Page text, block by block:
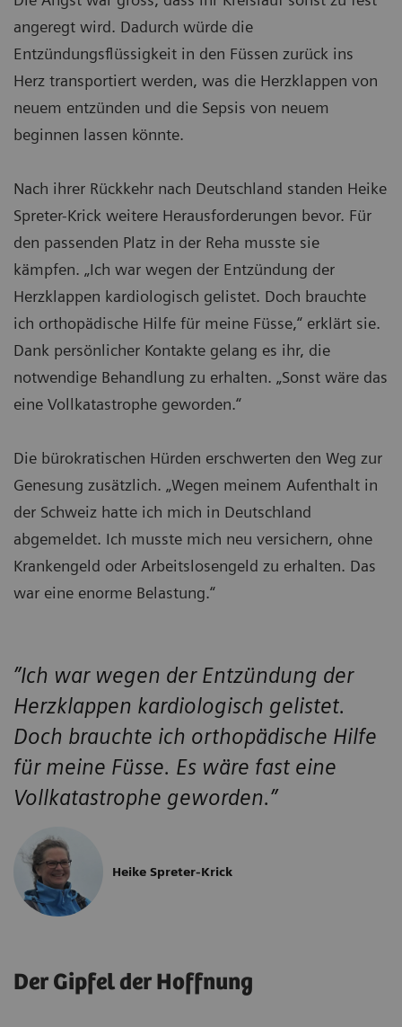
angeregt wird. Dadurch würde die
Entzündungsflüssigkeit in den Füssen zurück ins
Herz transportiert werden, was die Herzklappen von
neuem entzünden und die Sepsis von neuem
beginnen lassen könnte.
Nach ihrer Rückkehr nach Deutschland standen Heike
Spreter-Krick weitere Herausforderungen bevor. Für
den passenden Platz in der Reha musste sie
kämpfen. „Ich war wegen der Entzündung der
Herzklappen kardiologisch gelistet. Doch brauchte
ich orthopädische Hilfe für meine Füsse,“ erklärt sie.
Dank persönlicher Kontakte gelang es ihr, die
notwendige Behandlung zu erhalten. „Sonst wäre das
eine Vollkatastrophe geworden.“
Die bürokratischen Hürden erschwerten den Weg zur
Genesung zusätzlich. „Wegen meinem Aufenthalt in
der Schweiz hatte ich mich in Deutschland
abgemeldet. Ich musste mich neu versichern, ohne
Krankengeld oder Arbeitslosengeld zu erhalten. Das
war eine enorme Belastung.“
”Ich war wegen der Entzündung der
Herzklappen kardiologisch gelistet.
Doch brauchte ich orthopädische Hilfe
für meine Füsse. Es wäre fast eine
Vollkatastrophe geworden.”
Heike Spreter-Krick
Der Gipfel der Hoffnung